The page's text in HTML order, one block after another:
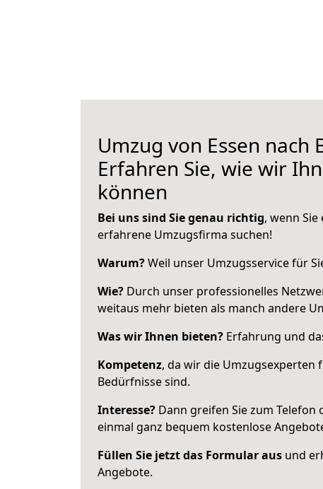
Umzug von Essen nach
Erfahren Sie, wie wir
können
Bei uns sind Sie genau richtig, wenn
erfahrene Umzugsfirma suchen!
Warum?Weil unser Umzugsservice für
Wie? Durch unser professionelles
weitaus mehr bieten als manch andere
Was wir Ihnen bieten? Erfahrung und
Kompetenz, da wir die Umzugsexperten
Bedürfnisse sind.
Interesse? Dann greifen Sie zum Telefon
einmal ganz bequem kostenlose
Füllen Sie jetzt das Formular aus und
Angebote.